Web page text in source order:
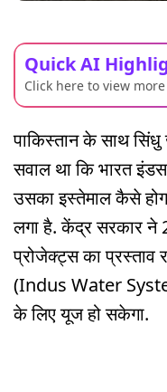
Quick AI
Click here to view more
पाकिस्तान के साथ सिंधु
सवाल था कि भारत इंडस
उसका इस्तेमाल कैसे
लगा है. केंद्र सरकार
प्रोजेक्ट्स का प्रस्ताव
(Indus Water
के लिए यूज हो सकेगा.